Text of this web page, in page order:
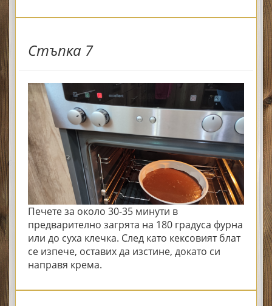
Стъпка 7
Печете за около 30-35 минути в
предварително загрята на 180 градуса фурна
или до суха клечка. След като кексовият блат
се изпече, оставих да изстине, докато си
направя крема.